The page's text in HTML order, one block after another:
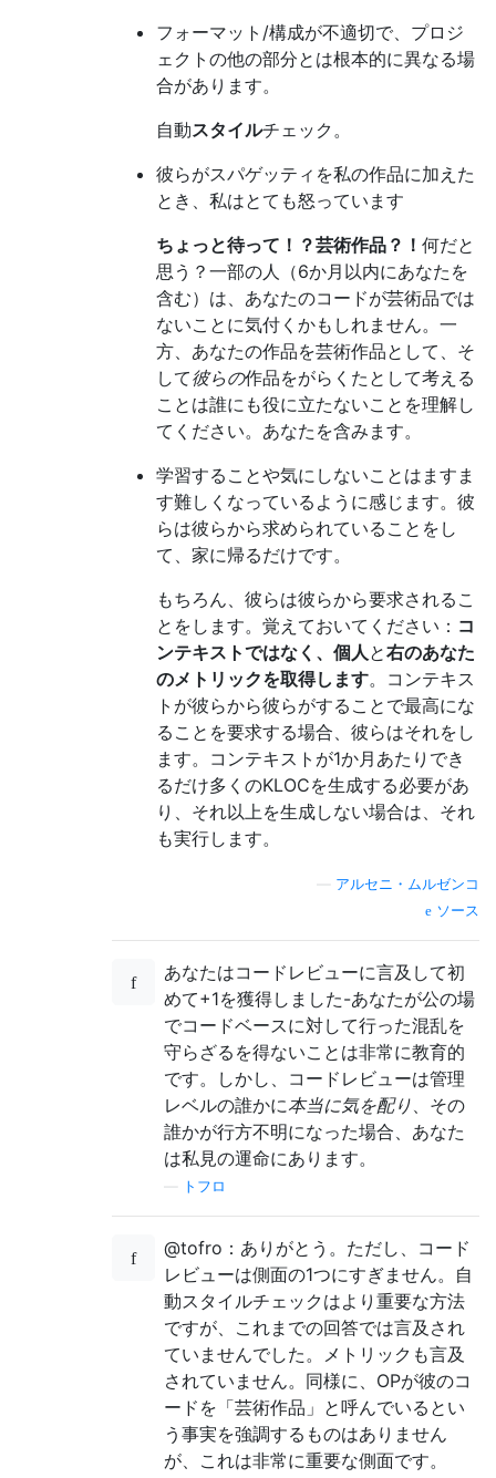
フォーマット/構成が不適切で、プロジ
ェクトの他の部分とは根本的に異なる場
合があります。
自動スタイルチェック。
彼らがスパゲッティを私の作品に加えた
とき、私はとても怒っています
ちょっと待って！？芸術作品？！ 何だと
思う？一部の人（6か月以内にあなたを
含む）は、あなたのコードが芸術品では
ないことに気付くかもしれません。一
方、あなたの作品を芸術作品として、そ
して彼らの作品をがらくたとして考える
ことは誰にも役に立たないことを理解し
てください。あなたを含みます。
学習することや気にしないことはますま
す難しくなっているように感じます。彼
らは彼らから求められていることをし
て、家に帰るだけです。
もちろん、彼らは彼らから要求されるこ
とをします。覚えておいてください： コ
ンテキストではなく、個人と右のあなた
のメトリックを取得します。コンテキス
トが彼らから彼らがすることで最高にな
ることを要求する場合、彼らはそれをし
ます。コンテキストが1か月あたりでき
るだけ多くのKLOCを生成する必要があ
り、それ以上を生成しない場合は、それ
も実行します。
アルセニ・ムルゼンコ
ソース
あなたはコードレビューに言及して初
めて+1を獲得しました-あなたが公の場
でコードベースに対して行った混乱を
守らざるを得ないことは非常に教育的
です。しかし、コードレビューは管理
レベルの誰かに本当に気を配り、その
誰かが行方不明になった場合、あなた
は私見の運命にあります。
トフロ
@tofro：ありがとう。ただし、コード
レビューは側面の1つにすぎません。自
動スタイルチェックはより重要な方法
ですが、これまでの回答では言及され
ていませんでした。メトリックも言及
されていません。同様に、OPが彼のコ
ードを「芸術作品」と呼んでいるとい
う事実を強調するものはありません
が、これは非常に重要な側面です。